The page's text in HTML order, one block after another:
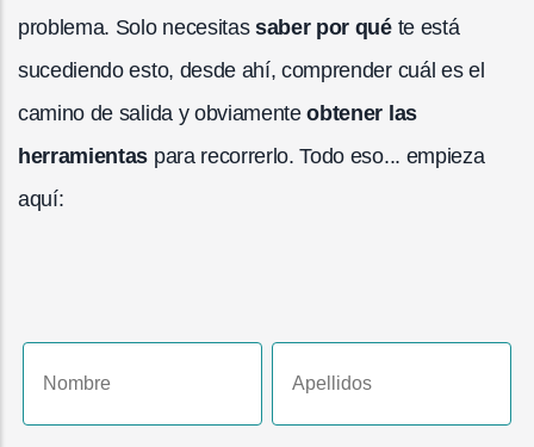
problema. Solo necesitas saber por quéte está
sucediendo esto, desde ahí, comprender cuál es el
camino de salida y obviamenteobtener las
herramientas para recorrerlo. Todo eso... empieza
aquí: